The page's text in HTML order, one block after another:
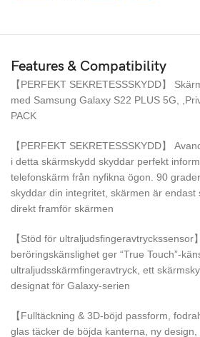
Features & Compatibility
【PERFEKT SEKRETESSSKYDD】
med Samsung Galaxy S22 PLUS 5G,
PACK
【PERFEKT SEKRETESSSKYDD】
i detta skärmskydd skyddar perfekt
telefonskärm från nyfikna ögon. 90
skyddar din integritet, skärmen är endast
direkt framför skärmen
【Stöd för ultraljudsfingeravtryckssensor
beröringskänslighet ger “True Touch”-
ultraljudsskärmfingeravtryck, ett
designat för Galaxy-serien
【Fulltäckning & 3D-böjd passform,
glas täcker de böjda kanterna, ny